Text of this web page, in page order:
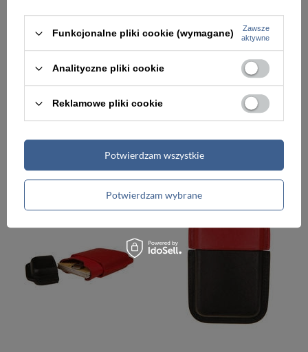
139,99 zł 139,99 zł
Funkcjonalne pliki cookie (wymagane)
Zawsze
aktywne
Analityczne pliki cookie
Reklamowe pliki cookie
Potwierdzam wybrane
Potwierdzam wszystkie